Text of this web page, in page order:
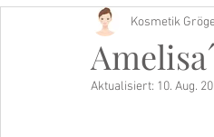
Buch Tipp Kosmetik
Aktualisiert: 10. Aug.